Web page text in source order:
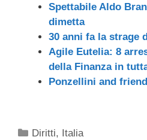
Spettabile Aldo
dimetta
30 anni fa la strage
Agile Eutelia: 8
della Finanza in
Ponzellini and
Categorie
Diritti, Italia